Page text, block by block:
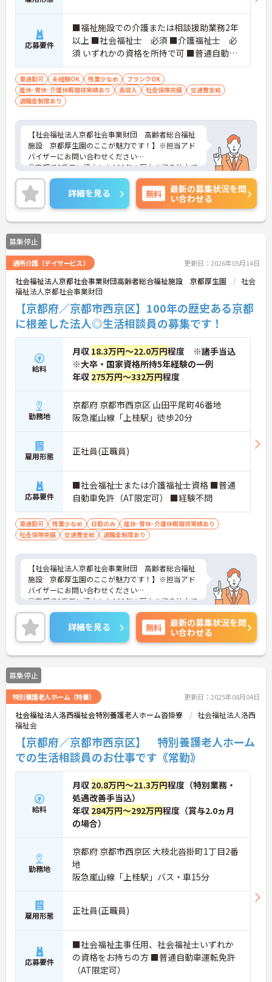
応募要件
■福祉施設での介護または相談援助業務2年
以上 ■社会福祉士 必須 ■介護福祉士 必
須 いずれかの資格を所持で可 ■普通自動車
運転免許 必須（ＡＴ限定可）
車通勤可 未経験OK 残業少なめ
ブランクOK
産休･育休･介護休暇取得実績あり
高収入 社会保険完備
交通費支給
退職金制度あり
【社会福祉法人京都社会事業財団 高齢者総合福祉
施設 京都厚生園のここが魅力です！】※担当アド
バイザーにお問い合わせください
①京都で8番目に設立した100年の歴史を誇る法人で
す。10以上の病院・施設を運営しており母体安定で
安心です♪
②残業は月平均5時間程度と少なく、夕方からの時
間も有効に利用でオンオフのメリハリをつけて働く
ことができます♪
③職員の定着率が良く、人間関係が良好なのも特徴
です。
詳細を見る 無料
最新の募集状況を問
い合わせる
募集停止
通所介護（デイサービス） 更新日：2026年05月14日
社会福祉法人京都社会事業財団高齢者総合福祉施設 京都厚生園
社会
福祉法人京都社会事業財団
【京都府／京都市西京区】100年の歴史ある京都
に根差した法人◎生活相談員の募集です！
給料
月収 18.3万円～22.0万円程度 ※諸手当込
※大卒・国家資格所持5年経験の一例
年収 275万円～332万円程度
勤務地
京都府 京都市西京区 山田平尾町46番地
阪急嵐山線「上桂駅」徒歩20分
雇用形態 正社員(正職員)
応募要件
■社会福祉士または介護福祉士資格 ■普通
自動車免許（AT限定可） ■経験不問
車通勤可 残業少なめ 日勤のみ
産休･育休･介護休暇取得実績あり
社会保険完備
交通費支給 退職金制度あり
【社会福祉法人京都社会事業財団 高齢者総合福祉
施設 京都厚生園のここが魅力です！】※担当アド
バイザーにお問い合わせください
①京都で8番目に設立した100年の歴史を誇る法人で
す。10以上の病院・施設を運営しており母体安定で
安心です♪
②残業は月平均5時間程度と少なく、夕方からの時
間も有効に利用でオンオフのメリハリをつけて働く
ことができます♪
③職員の定着率が良く、人間関係が良好なのも特徴
です。
詳細を見る 無料
最新の募集状況を問
い合わせる
募集停止
特別養護老人ホーム（特養） 更新日：2025年08月04日
社会福祉法人洛西福祉会特別養護老人ホーム沓掛寮
社会福祉法人洛西
福祉会
【京都府／京都市西京区】 特別養護老人ホーム
での生活相談員のお仕事です《常勤》
給料
月収 20.8万円～21.3万円程度（特別業務・
処遇改善手当込）
年収 284万円～292万円程度（賞与2.0ヵ月
の場合）
勤務地
京都府 京都市西京区 大枝北沓掛町1丁目2番
地
阪急嵐山線「上桂駅」バス・車15分
雇用形態 正社員(正職員)
応募要件
■社会福祉主事任用、社会福祉士いずれか
の資格をお持ちの方 ■普通自動車運転免許
（AT限定可）